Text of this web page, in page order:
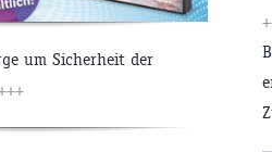
um Sicherheit der